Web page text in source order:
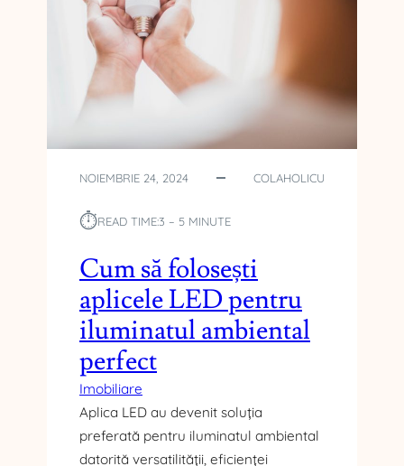
NOIEMBRIE 24, 2024 COLAHOLICU
⏱︎READ TIME:3 – 5 MINUTE
Cum să folosești
aplicele LED pentru
iluminatul ambiental
perfect
Imobiliare
Aplica LED au devenit soluția
preferată pentru iluminatul ambiental
datorită versatilității, eficienței